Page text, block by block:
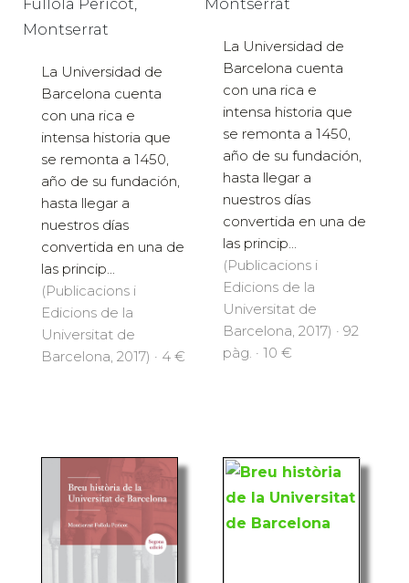
Fullola Pericot,
Montserrat
La Universidad de
Barcelona cuenta
con una rica e
intensa historia que
se remonta a 1450,
año de su fundación,
hasta llegar a
nuestros días
convertida en una de
las princip...
(Publicacions i
Edicions de la
Universitat de
Barcelona, 2017) · 4 €
Montserrat
La Universidad de
Barcelona cuenta
con una rica e
intensa historia que
se remonta a 1450,
año de su fundación,
hasta llegar a
nuestros días
convertida en una de
las princip...
(Publicacions i
Edicions de la
Universitat de
Barcelona, 2017) · 92
pàg. · 10 €